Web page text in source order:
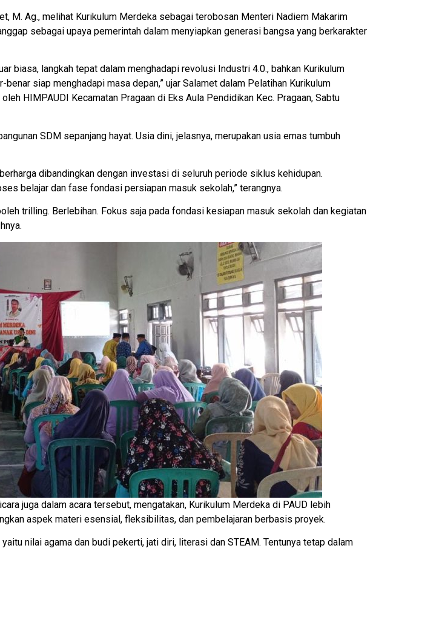
M. Ag., melihat Kurikulum Merdeka sebagai terobosan Menteri Nadiem Makarim
sebagai upaya pemerintah dalam menyiapkan generasi bangsa yang berkarakter
biasa, langkah tepat dalam menghadapi revolusi Industri 4.0., bahkan Kurikulum
siap menghadapi masa depan,” ujar Salamet dalam Pelatihan Kurikulum
HIMPAUDI Kecamatan Pragaan di Eks Aula Pendidikan Kec. Pragaan, Sabtu
SDM sepanjang hayat. Usia dini, jelasnya, merupakan usia emas tumbuh
dibandingkan dengan investasi di seluruh periode siklus kehidupan.
belajar dan fase fondasi persiapan masuk sekolah,” terangnya.
trilling. Berlebihan. Fokus saja pada fondasi kesiapan masuk sekolah dan kegiatan
juga dalam acara tersebut, mengatakan, Kurikulum Merdeka di PAUD lebih
aspek materi esensial, fleksibilitas, dan pembelajaran berbasis proyek.
nilai agama dan budi pekerti, jati diri, literasi dan STEAM. Tentunya tetap dalam